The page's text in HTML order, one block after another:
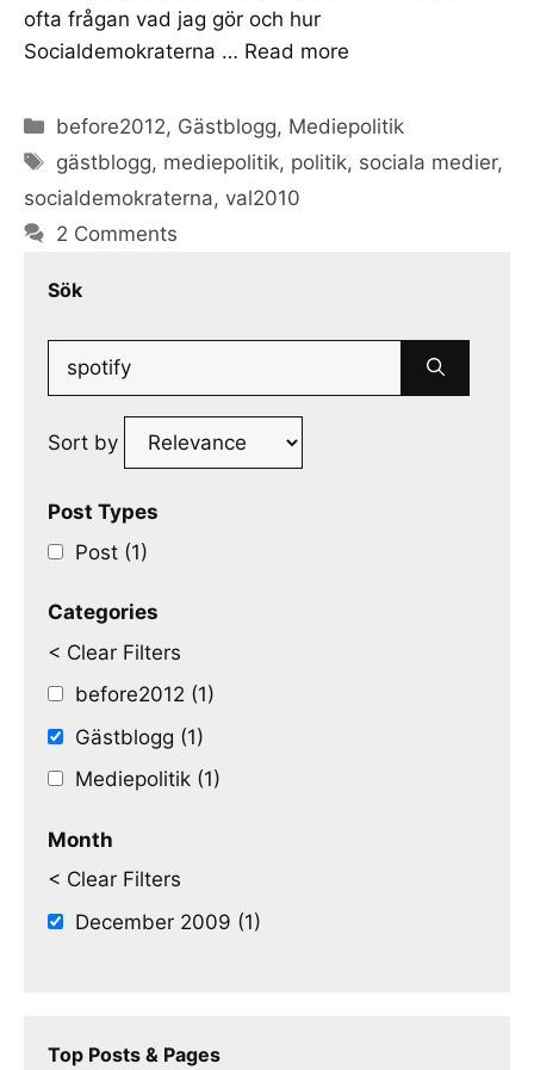
ofta frågan vad jag gör och hur
Socialdemokraterna … Read more
Categories
before2012, Gästblogg, Mediepolitik
Tags
gästblogg, mediepolitik, politik, sociala medier,
socialdemokraterna, val2010
2 Comments
Sök
Search
Sort by
Post Types
Post (1)
Categories
< Clear Filters
before2012 (1)
Gästblogg (1)
Mediepolitik (1)
Month
< Clear Filters
December 2009 (1)
Top Posts & Pages